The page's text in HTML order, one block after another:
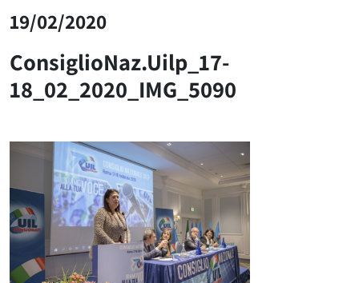
19/02/2020
ConsiglioNaz.Uilp_17-
18_02_2020_IMG_5090